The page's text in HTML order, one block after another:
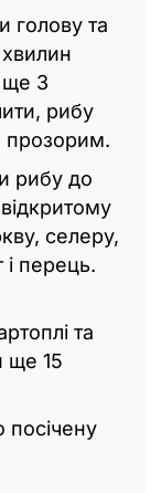
голову та
ще 3
рибу
прозорим.
рибу до
селеру,
і перець.
та
ще 15
посічену